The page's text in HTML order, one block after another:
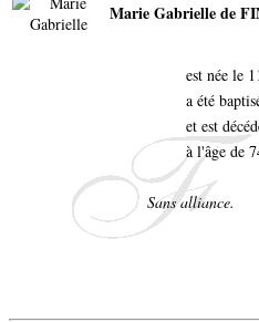
Marie Gabrielle de
est née le
a été
et est
à l'âge de
Sans alliance.